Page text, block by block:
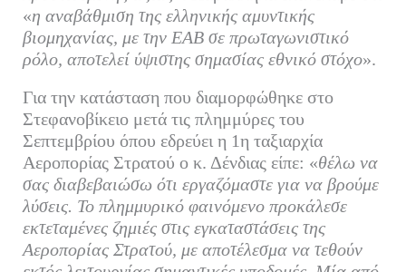
«η αναβάθμιση της ελληνικής αμυντικής
βιομηχανίας, με την ΕΑΒ σε πρωταγωνιστικό
ρόλο, αποτελεί ύψιστης σημασίας εθνικό στόχο».
Για την κατάσταση που διαμορφώθηκε στο
Στεφανοβίκειο μετά τις πλημμύρες του
Σεπτεμβρίου όπου εδρεύει η 1η ταξιαρχία
Αεροπορίας Στρατού ο κ. Δένδιας είπε: «θέλω να
σας διαβεβαιώσω ότι εργαζόμαστε για να βρούμε
λύσεις. Το πλημμυρικό φαινόμενο προκάλεσε
εκτεταμένες ζημιές στις εγκαταστάσεις της
Αεροπορίας Στρατού, με αποτέλεσμα να τεθούν